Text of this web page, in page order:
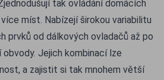
tak ovládání domácích
míst. Nabízejí širokou variabilitu
prvků od dálkových ovladačů až po
Jejich kombinací lze
a zajistit si tak mnohem větší